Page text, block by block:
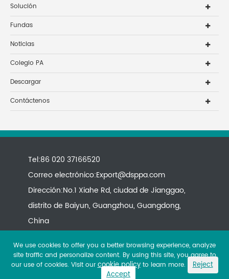
Solución
Fundas
Noticias
Colegio PA
Descargar
Contáctenos
Tel:86 020 37166520
Correo electrónico:Export@dsppa.com
Dirección:No.1 Xiahe Rd, ciudad de Jianggao,
distrito de Baiyun, Guangzhou, Guangdong,
China
We use cookies to offer you a better browsing experience, analyze
site traffic and personalize content. By using this site, you agree to
our use of cookies. Visit ourcookie policyto learn more.
Reject
Accept